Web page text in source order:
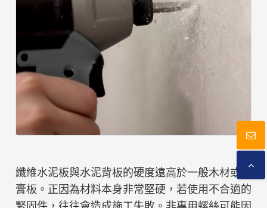
纖維水泥板與水泥背板的硬度遠高於一般木材或石
膏板。正因為材料本身非常堅硬，若使用不合適的